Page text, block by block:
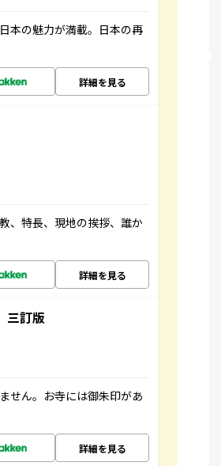
本の魅力が満載。日本の再
詳細を見る
、特長、現地の挨拶、誰か
詳細を見る
三訂版
せん。お寺には御朱印があ
詳細を見る